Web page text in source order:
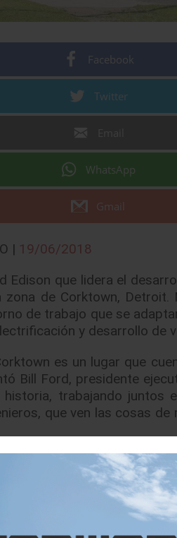
Facebook
Twitter
WhatsApp
Gmail
| 19/06/2018
Edison que lidera el
de Corktown, Detroit.
de trabajo que se
y desarrollo de
es un lugar que
Bill Ford, presidente
trabajando juntos
que ven las cosas
ahora en
del año 2018. El
experiencias
quiere, incluyendo la